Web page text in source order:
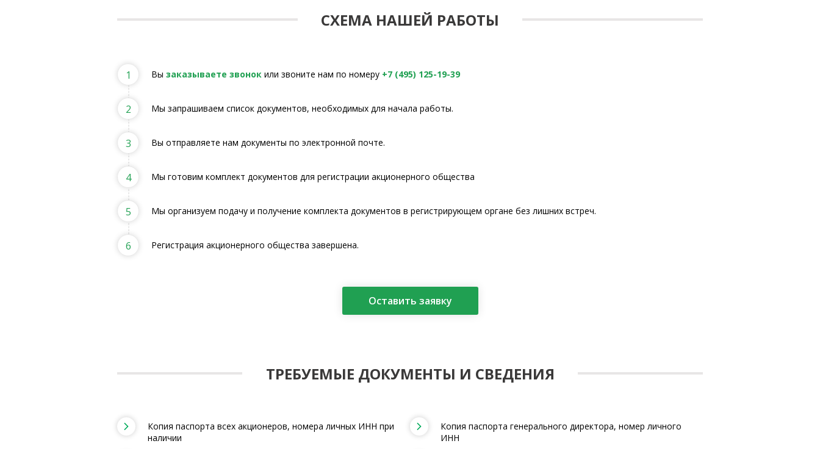
СХЕМА НАШЕЙ РАБОТЫ
1 Вы заказываете звонок или звоните нам по номеру +7 (495) 125-19-39
2 Мы запрашиваем список документов, необходимых для начала работы.
3 Вы отправляете нам документы по электронной почте.
4 Мы готовим комплект документов для регистрации акционерного общества
5 Мы организуем подачу и получение комплекта документов в регистрирующем органе без лишних встреч.
6 Регистрация акционерного общества завершена.
Оставить заявку
ТРЕБУЕМЫЕ ДОКУМЕНТЫ И СВЕДЕНИЯ
Копия паспорта всех акционеров, номера личных ИНН при
наличии
Копия паспорта генерального директора, номер личного
ИНН